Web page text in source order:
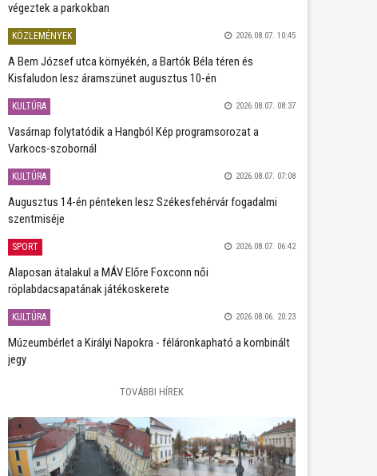
végeztek a parkokban
KÖZLEMÉNYEK 2026.08.07. 10:45
A Bem József utca környékén, a Bartók Béla téren és
Kisfaludon lesz áramszünet augusztus 10-én
KULTÚRA 2026.08.07. 08:37
Vasárnap folytatódik a Hangból Kép programsorozat a
Varkocs-szobornál
KULTÚRA 2026.08.07. 07:08
Augusztus 14-én pénteken lesz Székesfehérvár fogadalmi
szentmiséje
SPORT 2026.08.07. 06:42
Alaposan átalakul a MÁV Előre Foxconn női
röplabdacsapatának játékoskerete
KULTÚRA 2026.08.06. 20:23
Múzeumbérlet a Királyi Napokra - féláronkapható a kombinált
jegy
TOVÁBBI HÍREK